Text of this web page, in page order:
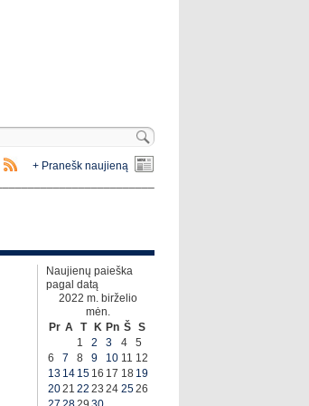
+ Pranešk naujieną
Naujienų paieška
pagal datą
2022 m. birželio
mėn.
Pr A T K Pn Š S
1 2 3 4
5
6
7 8 9 10 11 12
13 14 15 16 17 18 19
2021 22 23 24 2526